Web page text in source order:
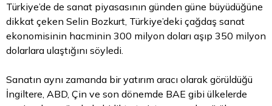
Türkiye’de de sanat piyasasının günden güne büyüdüğüne
dikkat çeken Selin Bozkurt, Türkiye’deki çağdaş sanat
ekonomisinin hacminin 300 milyon doları aşıp 350 milyon
dolarlara ulaştığını söyledi.
Sanatın aynı zamanda bir yatırım aracı olarak görüldüğü
İngiltere, ABD, Çin ve son dönemde BAE gibi ülkelerde